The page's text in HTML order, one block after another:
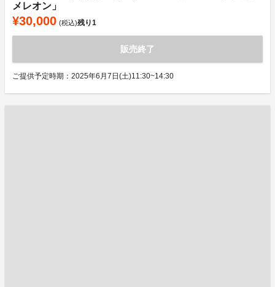
メレオン」
¥30,000 (税込)残り1
販売終了
ご提供予定時期：2025年6月7日(土)11:30~14:30